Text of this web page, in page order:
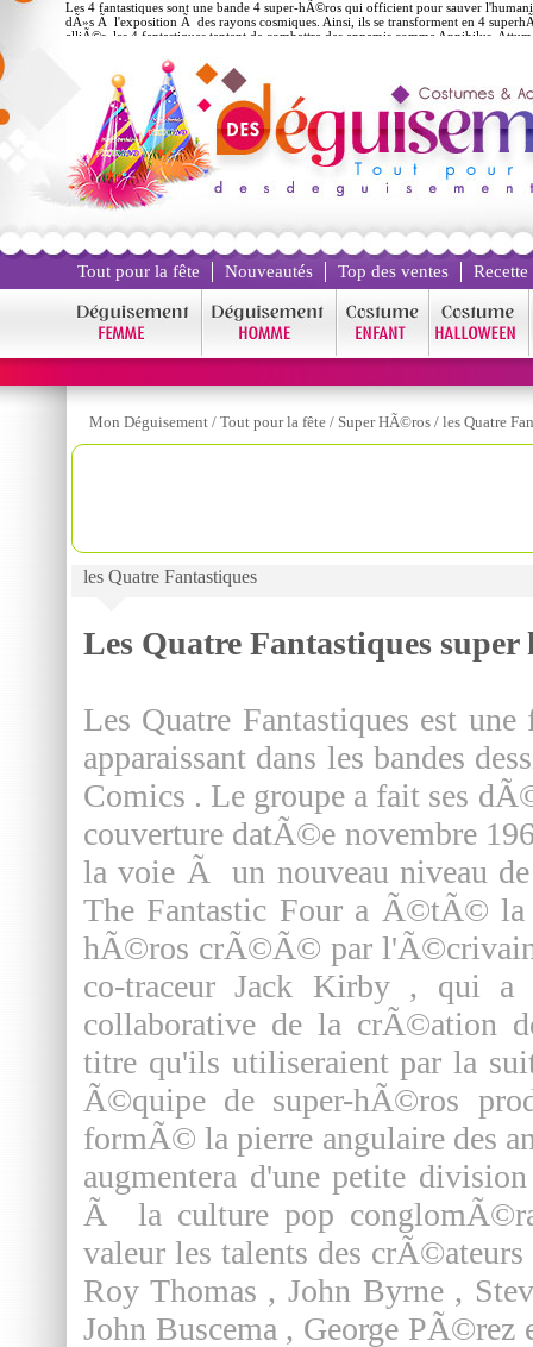
Les 4 fantastiques sont une bande 4 super-hÃ©ros qui officient pour sauver
dÃ»s Ã l'exposition Ã des rayons cosmiques. Ainsi, ils se transforment en 4
alliÃ©s, les 4 fantastiques tentent de combattre des ennemis comme Annihilus,
Tout pour la fête Nouveautés Top des ventes
Mon Déguisement / Tout pour la fête / Super HÃ©ros / les Quatre
les Quatre Fantastiques
Les Quatre Fantastiques
Les Quatre Fantastiques est
apparaissant dans les bandes
Comics . Le groupe a fait ses
couverture datÃ©e novembre
la voie Ã un nouveau niveau
The Fantastic Four a Ã©tÃ© la
hÃ©ros crÃ©Ã© par
co-traceur Jack Kirby , qui a
collaborative de la crÃ©ation
titre qu'ils utiliseraient par la
Ã©quipe de super-hÃ©ros
formÃ© la pierre angulaire des
augmentera d'une petite
Ã la culture pop
valeur les talents des
Roy Thomas , John Byrne ,
John Buscema , George PÃ©rez